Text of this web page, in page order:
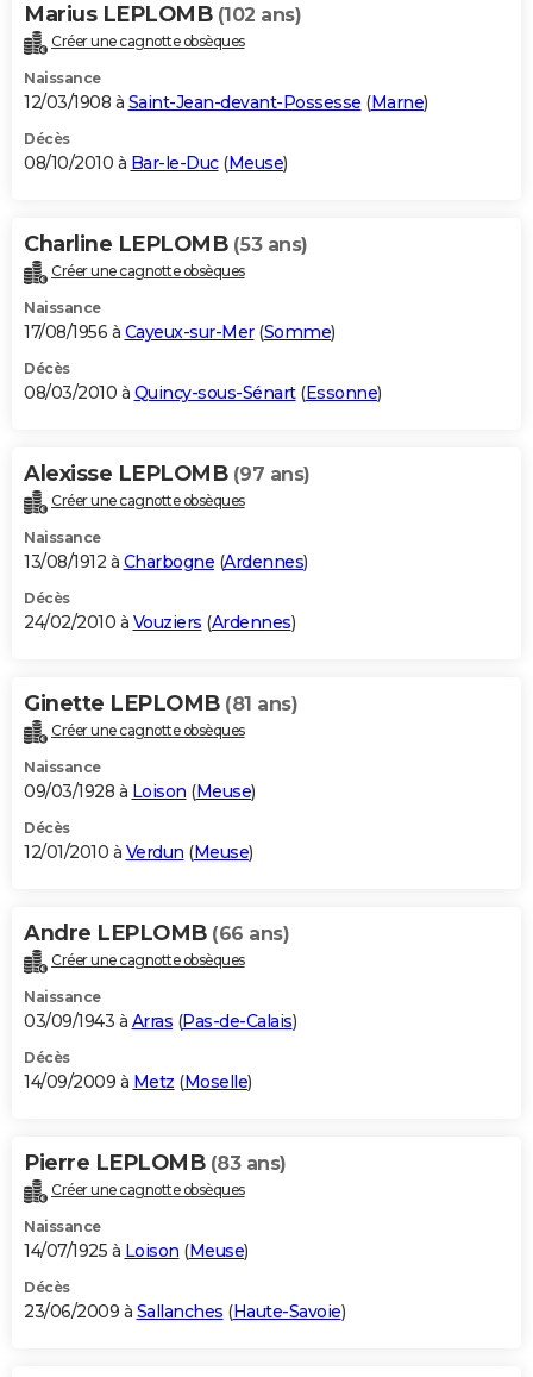
Marius LEPLOMB (102 ans)
Créer une cagnotte obsèques
Naissance
12/03/1908 à Saint-Jean-devant-Possesse (Marne)
Décès
08/10/2010 à Bar-le-Duc(Meuse)
Charline LEPLOMB (53 ans)
Créer une cagnotte obsèques
Naissance
17/08/1956 à Cayeux-sur-Mer(Somme)
Décès
08/03/2010 à Quincy-sous-Sénart(Essonne)
Alexisse LEPLOMB (97 ans)
Créer une cagnotte obsèques
Naissance
13/08/1912 à Charbogne (Ardennes)
Décès
24/02/2010 à Vouziers (Ardennes)
Ginette LEPLOMB (81 ans)
Créer une cagnotte obsèques
Naissance
09/03/1928 à Loison (Meuse)
Décès
12/01/2010 à Verdun (Meuse)
Andre LEPLOMB (66 ans)
Créer une cagnotte obsèques
Naissance
03/09/1943 à Arras (Pas-de-Calais)
Décès
14/09/2009 à Metz (Moselle)
Pierre LEPLOMB (83 ans)
Créer une cagnotte obsèques
Naissance
14/07/1925 à Loison (Meuse)
Décès
23/06/2009 à Sallanches (Haute-Savoie)